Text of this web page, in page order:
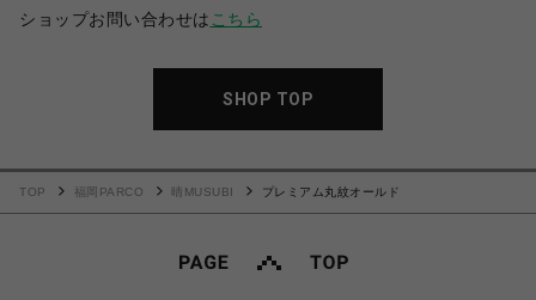
ショップお問い合わせは こちら
SHOP TOP
TOP 福岡PARCO 晴MUSUBI プレミアム丸紋オールド